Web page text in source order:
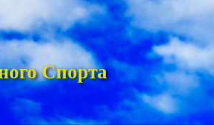
Спорта